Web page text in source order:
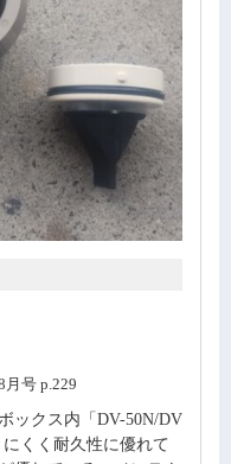
号 p.229
ックス内「DV-50N/DV
くく耐久性に優れて